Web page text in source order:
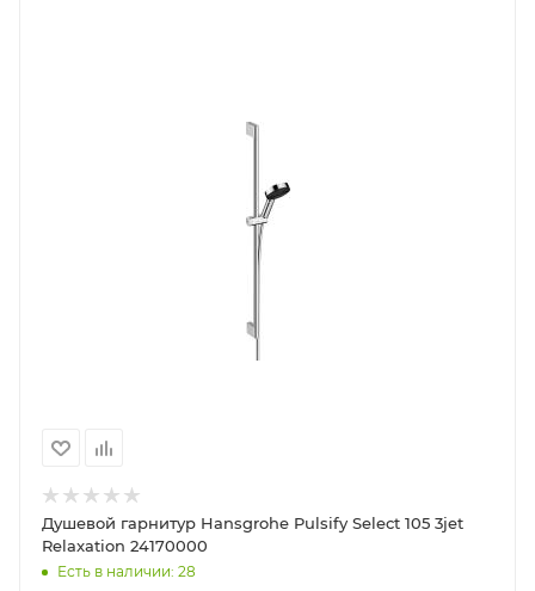
Душевой гарнитур Hansgrohe Pulsify Select 105 3jet
Relaxation 24170000
Есть в наличии: 28